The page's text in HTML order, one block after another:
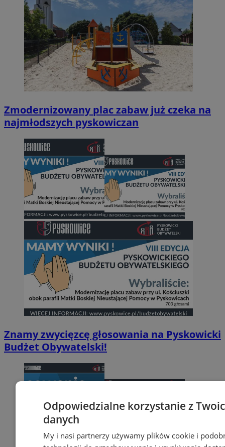
Zmodernizowany plac zabaw już czeka na
najmłodszych pyskowiczan
Znamy zwycięzcę głosowania na Pyskowicki
Budżet Obywatelski!
Odpowiedzialne korzystanie z
danych
My i nasi partnerzy używamy plików cookie i